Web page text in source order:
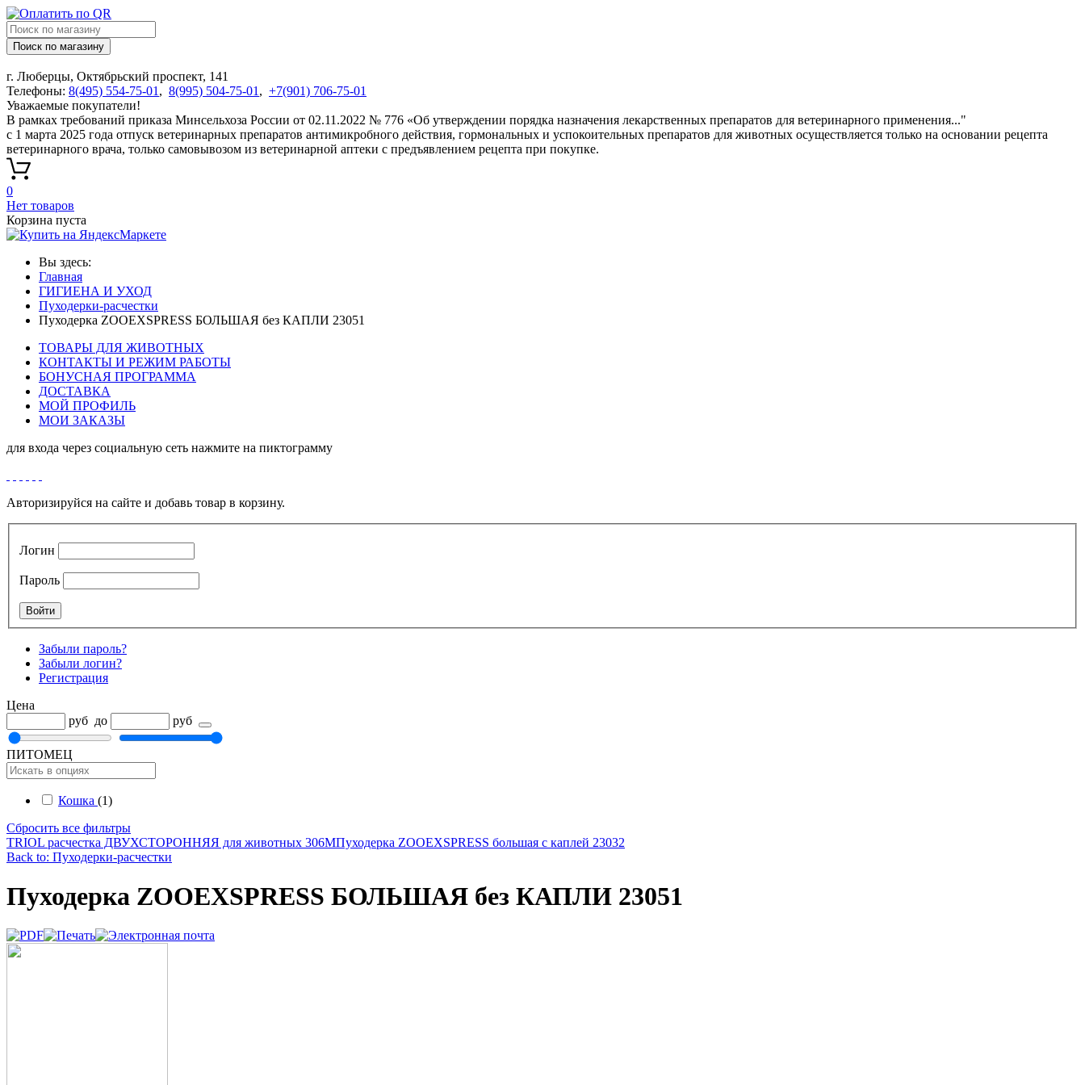
Поиск по магазину
г. Люберцы, Октябрьский проспект, 141
Телефоны: 8(495) 554-75-01 , 8(995) 504-75-01 , +7(901) 706-75-01
Уважаемые покупатели!
В рамках требований приказа Минсельхоза России от 02.11.2022 № 776 «Об утверждении порядка назначения лекарственных препаратов для ветеринарного применения..."
с 1 марта 2025 года отпуск ветеринарных препаратов антимикробного действия, гормональных и успокоительных препаратов для животных осуществляется только на основании рецепта
ветеринарного врача, только самовывозом из ветеринарной аптеки с предъявлением рецепта при покупке.
0
Нет товаров
Корзина пуста
Вы здесь:
Главная
ГИГИЕНА И УХОД
Пуходерки-расчестки
Пуходерка ZOOEXSPRESS БОЛЬШАЯ без КАПЛИ 23051
ТОВАРЫ ДЛЯ ЖИВОТНЫХ
КОНТАКТЫ И РЕЖИМ РАБОТЫ
БОНУСНАЯ ПРОГРАММА
ДОСТАВКА
МОЙ ПРОФИЛЬ
МОИ ЗАКАЗЫ
для входа через социальную сеть нажмите на пиктограмму
Авторизируйся на сайте и добавь товар в корзину.
Логин
Пароль
Забыли пароль?
Забыли логин?
Регистрация
Цена
руб до руб
ПИТОМЕЦ
Кошка (1)
Сбросить все фильтры
TRIOL расчестка ДВУХСТОРОННЯЯ для животных 306МПуходерка ZOOEXSPRESS большая с каплей 23032
Back to: Пуходерки-расчестки
Пуходерка ZOOEXSPRESS БОЛЬШАЯ без КАПЛИ 23051